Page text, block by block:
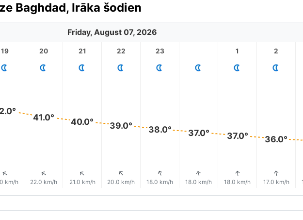
Baghdad, Irāka šodien
Friday, August 07, 2026
19
↑
km/h
20
41.0°
↑
22.0 km/h
21
40.0°
↑
21.0 km/h
22
39.0°
↑
20.0 km/h
23
38.0°
↑
18.0 km/h
37.0°
↑
18.0 km/h
1
37.0°
↑
18.0 km/h
2
36.0°
↑
17.0 km/h